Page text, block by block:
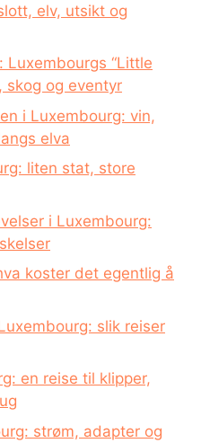
elv, utsikt og
Luxembourgs “Little
skog og eventyr
i Luxembourg: vin,
elva
liten stat, store
i Luxembourg:
koster det egentlig å
slik reiser
en reise til klipper,
strøm, adapter og